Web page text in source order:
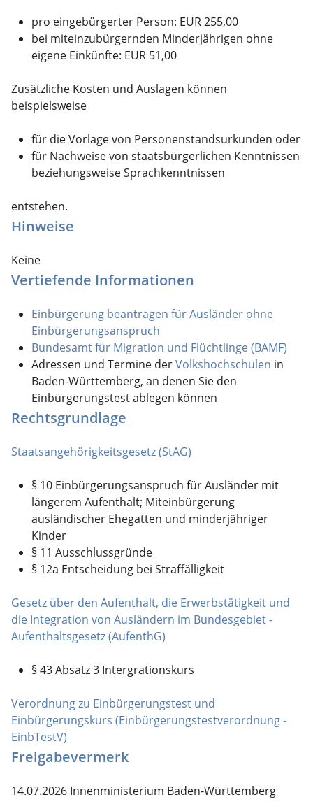
pro eingebürgerter Person: EUR 255,00
bei miteinzubürgernden Minderjährigen ohne
eigene Einkünfte: EUR 51,00
Zusätzliche Kosten und Auslagen können
beispielsweise
für die Vorlage von Personenstandsurkunden oder
für Nachweise von staatsbürgerlichen Kenntnissen
beziehungsweise Sprachkenntnissen
entstehen.
Hinweise
Keine
Vertiefende Informationen
Einbürgerung beantragen für Ausländer ohne
Einbürgerungsanspruch
Bundesamt für Migration und Flüchtlinge (BAMF)
Adressen und Termine derVolkshochschulen in
Baden-Württemberg, an denen Sie den
Einbürgerungstest ablegen können
Rechtsgrundlage
Staatsangehörigkeitsgesetz (StAG)
§ 10 Einbürgerungsanspruch für Ausländer mit
längerem Aufenthalt; Miteinbürgerung
ausländischer Ehegatten und minderjähriger
Kinder
§ 11 Ausschlussgründe
§ 12a Entscheidung bei Straffälligkeit
Gesetz über den Aufenthalt, die Erwerbstätigkeit und
die Integration von Ausländern im Bundesgebiet -
Aufenthaltsgesetz (AufenthG)
§ 43 Absatz 3 Intergrationskurs
Verordnung zu Einbürgerungstest und
Einbürgerungskurs (Einbürgerungstestverordnung -
EinbTestV)
Freigabevermerk
14.07.2026 Innenministerium Baden-Württemberg